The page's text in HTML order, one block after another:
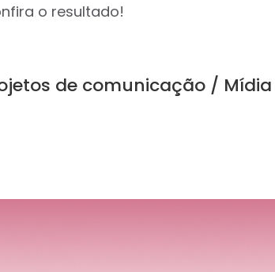
o resultado!
de comunicação
Mídia